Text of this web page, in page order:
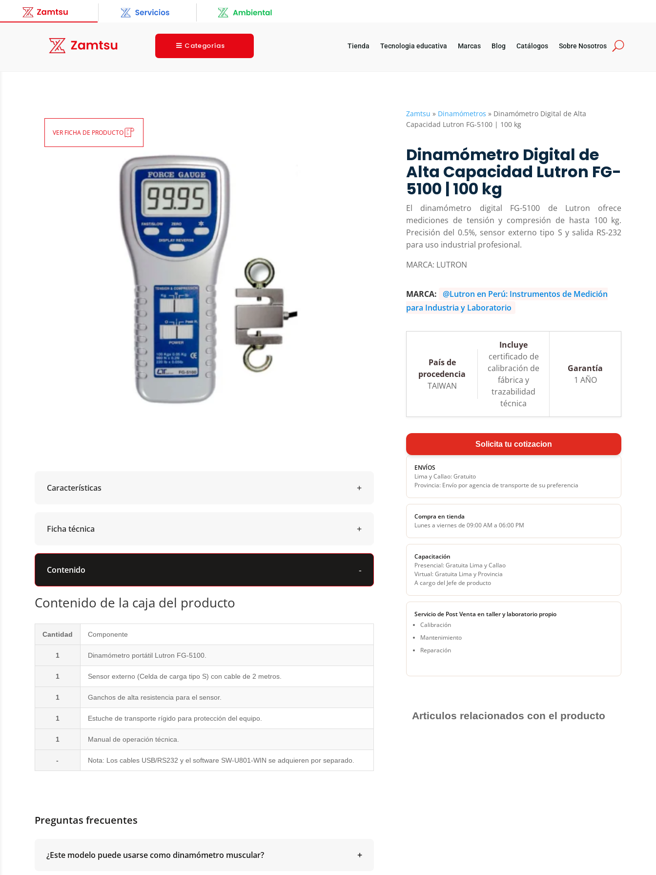
Categorías Tienda Tecnologia educativa Marcas Blog Catálogos Sobre Nosotros
VER FICHA DE PRODUCTO
Zamtsu » Dinamómetros » Dinamómetro Digital de Alta
Capacidad Lutron FG-5100 | 100 kg
Dinamómetro Digital de
Alta Capacidad Lutron FG-
5100 | 100 kg
El dinamómetro digital FG-5100 de Lutron ofrece
mediciones de tensión y compresión de hasta 100 kg.
Precisión del 0.5%, sensor externo tipo S y salida RS-232
para uso industrial profesional.
MARCA: LUTRON
MARCA: @Lutron en Perú: Instrumentos de Medición
para Industria y Laboratorio
País de
procedencia
TAIWAN
Incluye
certificado de
calibración de
fábrica y
trazabilidad
técnica
Garantía
1 AÑO
Solicita tu cotizacion
Características
Ficha técnica
Contenido
Contenido de la caja del producto
Cantidad Componente
1 Dinamómetro portátil Lutron FG-5100.
1 Sensor externo (Celda de carga tipo S) con cable de 2 metros.
1 Ganchos de alta resistencia para el sensor.
1 Estuche de transporte rígido para protección del equipo.
1 Manual de operación técnica.
- Nota: Los cables USB/RS232 y el software SW-U801-WIN se adquieren por separado.
Preguntas frecuentes
¿Este modelo puede usarse como dinamómetro muscular?
ENVÍOS
Lima y Callao: Gratuito
Provincia: Envío por agencia de transporte de su preferencia
Compra en tienda
Lunes a viernes de 09:00 AM a 06:00 PM
Capacitación
Presencial: Gratuita Lima y Callao
Virtual: Gratuita Lima y Provincia
A cargo del Jefe de producto
Servicio de Post Venta en taller y laboratorio propio
Calibración
Mantenimiento
Reparación
Articulos relacionados con el producto